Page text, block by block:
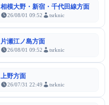
相模大野・新宿・千代田線方面
26/08/01 09:52 tsrknic
片瀬江ノ島方面
26/08/01 09:52 tsrknic
上野方面
26/07/31 22:49 tsrknic